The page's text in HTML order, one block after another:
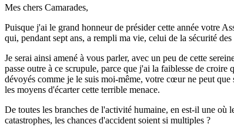
Mes chers Camarades,
Puisque j'ai le grand honneur de présider cette année votre
qui, pendant sept ans, a rempli ma vie, celui de la sécurité
Je serai ainsi amené à vous parler, avec un peu de cette
passe outre à ce scrupule, parce que j'ai la faiblesse de
dévoyés comme je le suis moi-même, votre cœur ne peut
les moyens d'écarter cette terrible menace.
De toutes les branches de l'activité humaine, en est-il une où
catastrophes, les chances d'accident soient si multiples ?